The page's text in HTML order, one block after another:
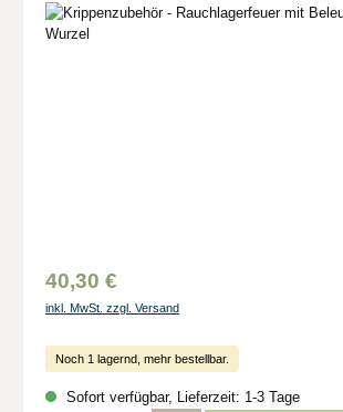
Bildergalerie überspringen
40,30 €
inkl. MwSt. zzgl. Versand
Noch 1 lagernd, mehr bestellbar.
Sofort verfügbar, Lieferzeit: 1-3 Tage